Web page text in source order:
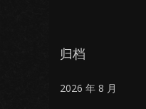
归档
2026 年 8 月